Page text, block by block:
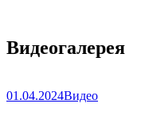
Видеогалерея
01.04.2024Видео